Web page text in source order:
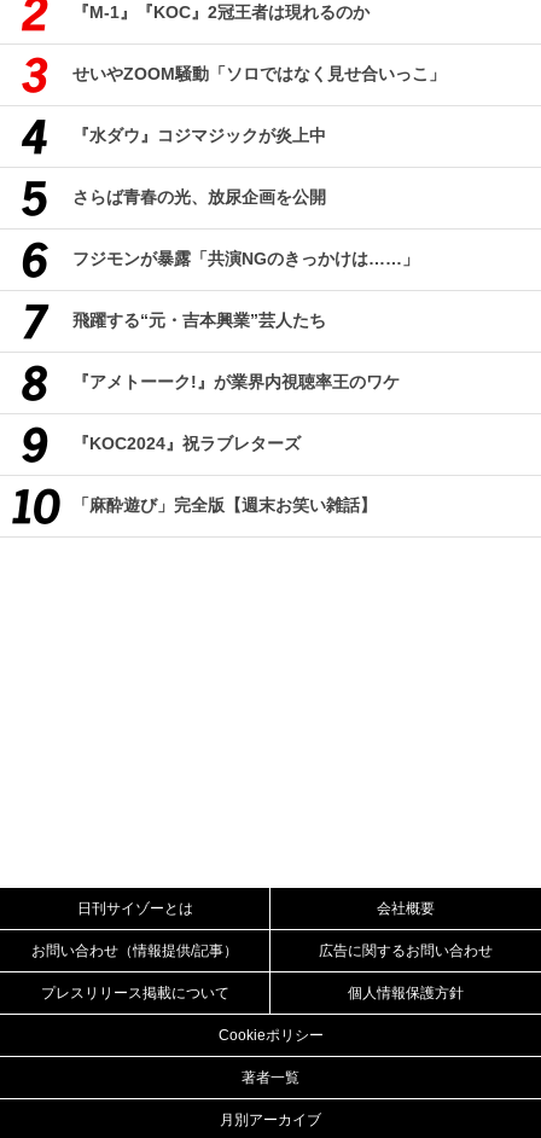
『M-1』『KOC』2冠王者は現れるのか
せいやZOOM騒動「ソロではなく見せ合いっこ」
『水ダウ』コジマジックが炎上中
さらば青春の光、放尿企画を公開
フジモンが暴露「共演NGのきっかけは……」
飛躍する“元・吉本興業”芸人たち
『アメトーーク!』が業界内視聴率王のワケ
『KOC2024』祝ラブレターズ
「麻酔遊び」完全版【週末お笑い雑話】
日刊サイゾーとは 会社概要
お問い合わせ（情報提供/記事） 広告に関するお問い合わせ
プレスリリース掲載について 個人情報保護方針
Cookieポリシー
著者一覧
月別アーカイブ